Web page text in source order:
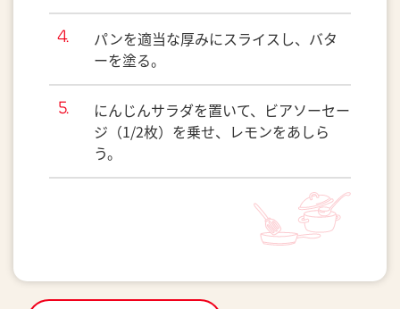
パンを適当な厚みにスライスし、バタ
ーを塗る。
にんじんサラダを置いて、ビアソーセー
ジ（1/2枚）を乗せ、レモンをあしら
う。